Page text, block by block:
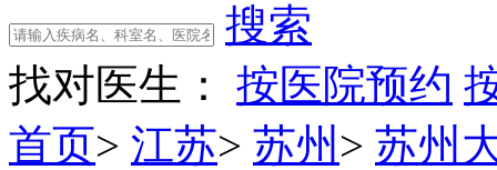
搜索
找对医生：
按医院预约
首页> 江苏> 苏州 > 苏州